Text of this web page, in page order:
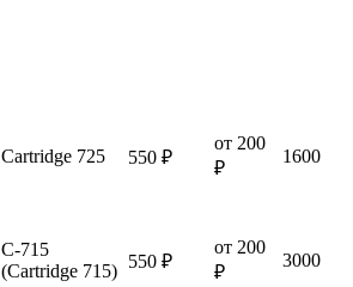
Cartridge 725 550 ₽
от 200
₽
1600
C-715
(Cartridge 715) 550 ₽
от 200
₽
3000